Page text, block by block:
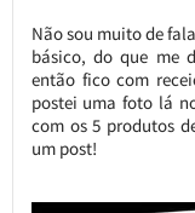
Não sou muito de
básico, do que me
então fico com
postei uma foto lá
com os 5 produtos
um post!